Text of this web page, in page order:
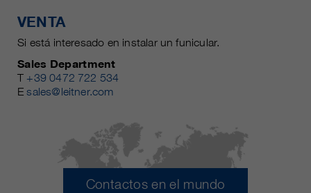
VENTA
Si está interesado en instalar un funicular.
Sales Department
T +39 0472 722 534
Esales@leitner.com
Contactos en el mundo